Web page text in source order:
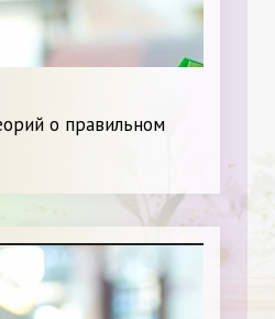
о правильном